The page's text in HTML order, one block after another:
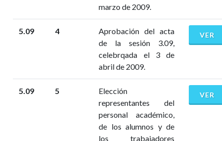
marzo de 2009.
5.09 4
Aprobación del acta
de la sesión 3.09,
celebrqada el 3 de
abril de 2009.
VER
5.09 5
Elección
representantes del
personal académico,
de los alumnos y de
los trabajadores
VER